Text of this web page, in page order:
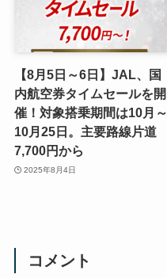
【8月5日～6日】JAL、国
内航空券タイムセールを開
催！対象搭乗期間は10月～
10月25日。主要路線片道
7,700円から
2025年8月4日
コメント